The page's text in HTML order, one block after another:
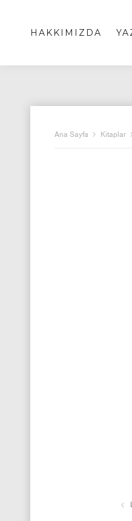
HAKKIMIZDA
Ana Sayfa Kitaplar